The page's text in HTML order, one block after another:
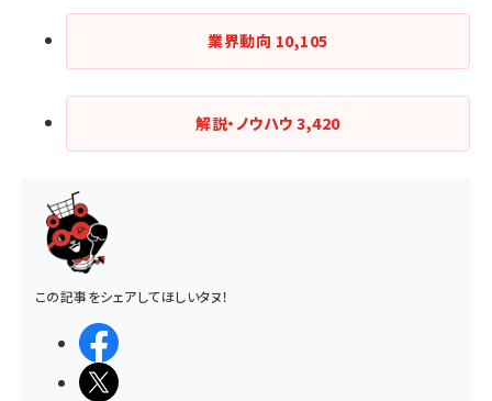
業界動向 10,105
解説・ノウハウ3,420
この記事をシェアしてほしいタヌ！